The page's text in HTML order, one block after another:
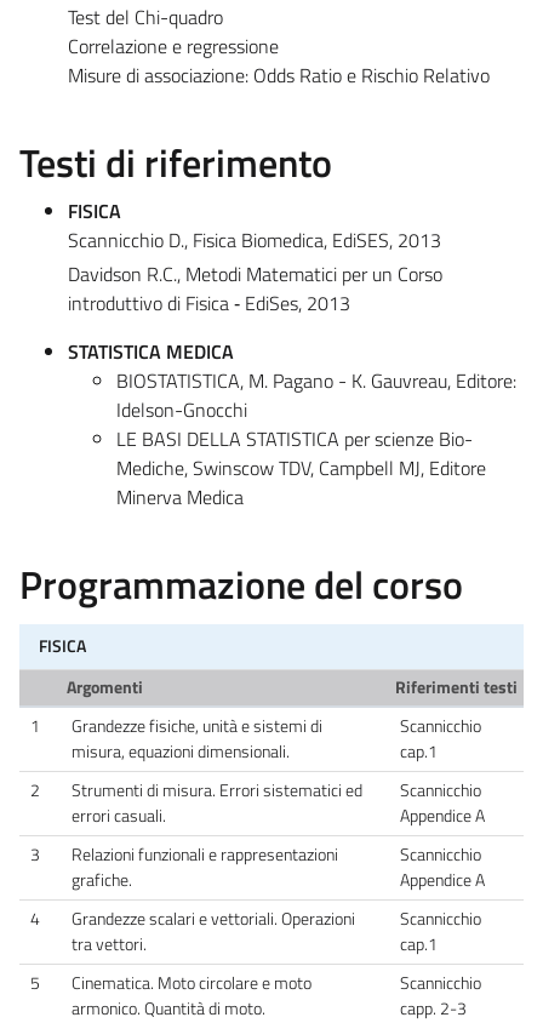
Test del Chi-quadro
Correlazione e regressione
Misure di associazione: Odds Ratio e Rischio Relativo
Testi di riferimento
FISICA
Scannicchio D., Fisica Biomedica, EdiSES, 2013
Davidson R.C., Metodi Matematici per un Corso
introduttivo di Fisica ‐ EdiSes, 2013
STATISTICA MEDICA
BIOSTATISTICA, M. Pagano - K. Gauvreau, Editore:
Idelson-Gnocchi
LE BASI DELLA STATISTICA per scienze Bio-
Mediche, Swinscow TDV, Campbell MJ, Editore
Minerva Medica
Programmazione del corso
FISICA
Argomenti
Riferimenti testi
1
Grandezze fisiche, unità e sistemi di
misura, equazioni dimensionali.
Scannicchio
cap.1
2
Strumenti di misura. Errori sistematici ed
errori casuali.
Scannicchio
Appendice A
3
Relazioni funzionali e rappresentazioni
grafiche.
Scannicchio
Appendice A
4
Grandezze scalari e vettoriali. Operazioni
tra vettori.
Scannicchio
cap.1
5
Cinematica. Moto circolare e moto
armonico. Quantità di moto.
Scannicchio
capp. 2-3